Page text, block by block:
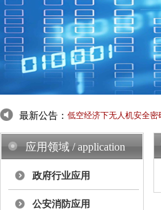
最新公告： 低空经济下无人机安全密
应用领域 / application
政府行业应用
公安消防应用